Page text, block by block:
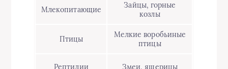
Млекопитающие
Зайцы, горные
козлы
Птицы
Мелкие воробьиные
птицы
Рептилии Змеи, ящерицы